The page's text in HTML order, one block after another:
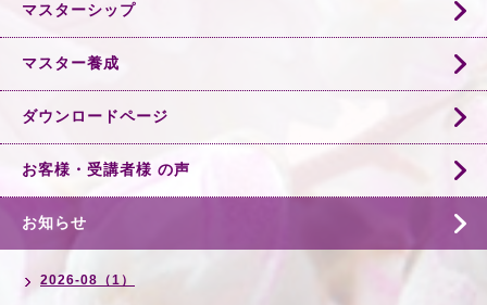
マスターシップ
マスター養成
ダウンロードページ
お客様・受講者様 の声
お知らせ
2026-08（1）